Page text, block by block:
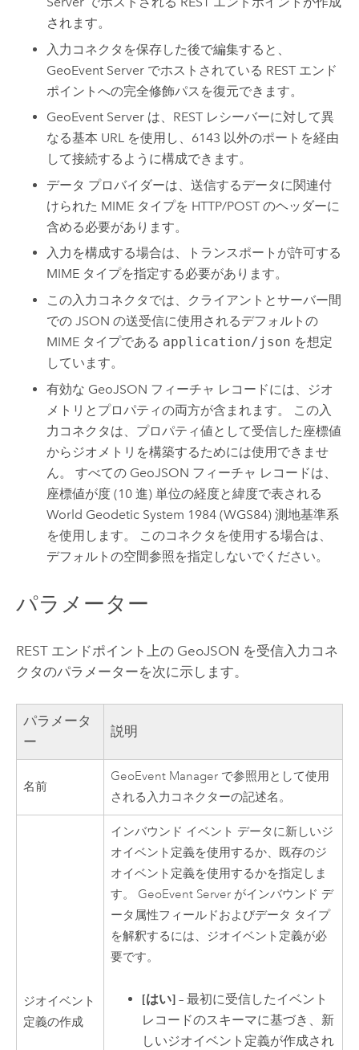
されます。
入力コネクタを保存した後で編集すると、
GeoEvent Server でホストされている REST エンド
ポイントへの完全修飾パスを復元できます。
GeoEvent Server は、REST レシーバーに対して異
なる基本 URL を使用し、6143 以外のポートを経由
して接続するように構成できます。
データ プロバイダーは、送信するデータに関連付
けられた MIME タイプを HTTP/POST のヘッダーに
含める必要があります。
入力を構成する場合は、トランスポートが許可する
MIME タイプを指定する必要があります。
この入力コネクタでは、クライアントとサーバー間
での JSON の送受信に使用されるデフォルトの
MIME タイプである application/json を想定
しています。
有効な GeoJSON フィーチャ レコードには、ジオ
メトリとプロパティの両方が含まれます。 この入
力コネクタは、プロパティ値として受信した座標値
からジオメトリを構築するためには使用できませ
ん。 すべての GeoJSON フィーチャ レコードは、
座標値が度 (10 進) 単位の経度と緯度で表される
World Geodetic System 1984 (WGS84) 測地基準系
を使用します。 このコネクタを使用する場合は、
デフォルトの空間参照を指定しないでください。
パラメーター
REST エンドポイント上の GeoJSON を受信入力コネ
クタのパラメーターを次に示します。
パラメータ
ー
説明
名前
GeoEvent Manager で参照用として使用
される入力コネクターの記述名。
ジオイベント
定義の作成
インバウンド イベント データに新しいジ
オイベント定義を使用するか、既存のジ
オイベント定義を使用するかを指定しま
す。 GeoEvent Server がインバウンド デ
ータ属性フィールドおよびデータ タイプ
を解釈するには、ジオイベント定義が必
要です。
[はい] – 最初に受信したイベント
レコードのスキーマに基づき、新
しいジオイベント定義が作成され